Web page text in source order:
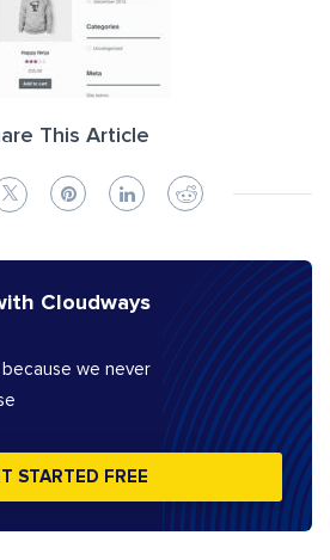
This Article
Cloudways
we never
STARTED FREE